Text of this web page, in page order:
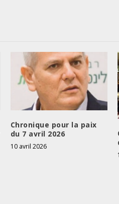
Chronique pour la paix
du 7 avril 2026
10 avril 2026